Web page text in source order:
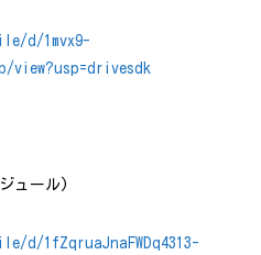
d/1mvx9-
view?usp=drivesdk
ュール)
1fZqruaJnaFWDq4313-